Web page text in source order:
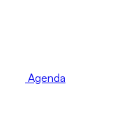
Agenda